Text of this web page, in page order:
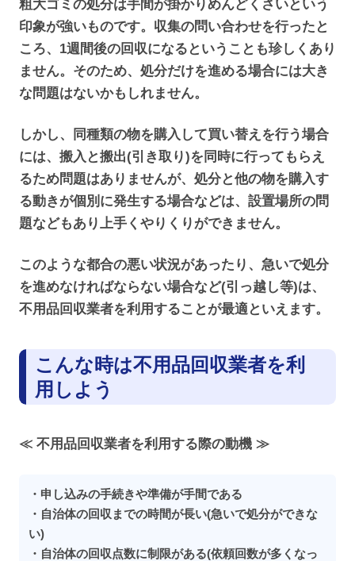
粗大ゴミの処分は手間が掛かりめんどくさいという
印象が強いものです。収集の問い合わせを行ったと
ころ、1週間後の回収になるということも珍しくあり
ません。そのため、処分だけを進める場合には大き
な問題はないかもしれません。
しかし、同種類の物を購入して買い替えを行う場合
には、搬入と搬出(引き取り)を同時に行ってもらえ
るため問題はありませんが、処分と他の物を購入す
る動きが個別に発生する場合などは、設置場所の問
題などもあり上手くやりくりができません。
このような都合の悪い状況があったり、急いで処分
を進めなければならない場合など(引っ越し等)は、
不用品回収業者を利用することが最適といえます。
こんな時は不用品回収業者を利
用しよう
≪ 不用品回収業者を利用する際の動機 ≫
・申し込みの手続きや準備が手間である
・自治体の回収までの時間が長い(急いで処分ができな
い)
・自治体の回収点数に制限がある(依頼回数が多くなっ